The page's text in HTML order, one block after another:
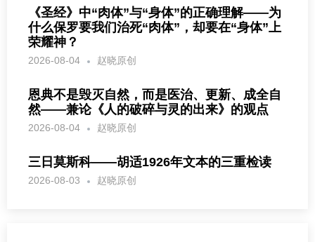
《圣经》中“肉体”与“身体”的正确理解——为
什么保罗要我们治死“肉体”，却要在“身体”上
荣耀神？
2026-08-04 赵晓原创
恩典不是毁灭自然，而是医治、更新、成全自
然——兼论《人的破碎与灵的出来》的观点
2026-08-04 赵晓原创
三日莫斯科——胡适1926年文本的三重检读
2026-08-03 赵晓原创